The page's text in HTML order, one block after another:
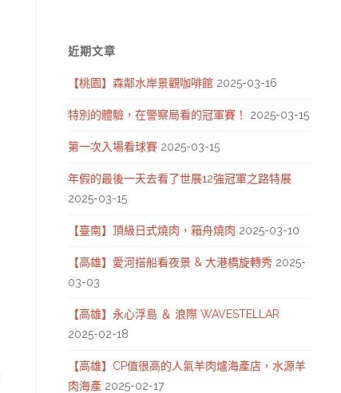
近期文章
【桃園】森鄰水岸景觀咖啡館 2025-03-16
特別的體驗，在警察局看的冠軍賽！ 2025-03-15
第一次入場看球賽 2025-03-15
年假的最後一天去看了世展12強冠軍之路特展
2025-03-15
【臺南】頂級日式燒肉，箱舟燒肉 2025-03-10
【高雄】愛河搭船看夜景 & 大港橋旋轉秀 2025-
03-03
【高雄】永心浮島 ＆ 浪際 WAVESTELLAR
2025-02-18
【高雄】CP值很高的人氣羊肉爐海產店，水源羊
肉海產 2025-02-17